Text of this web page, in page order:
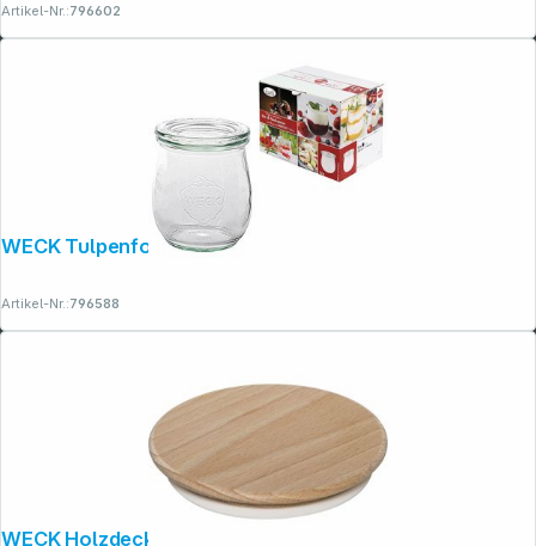
Artikel-Nr.:796602
Artikel-Nr.:796588
WECK Holzdeckel 100mm Buche